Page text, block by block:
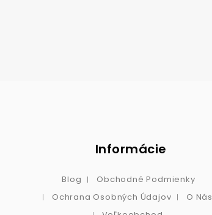
Informácie
Blog
Obchodné Podmienky
Ochrana Osobných Údajov
O Nás